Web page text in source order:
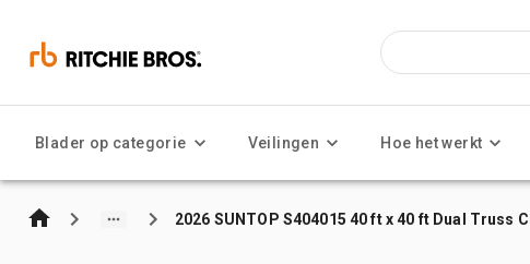
Blader op categorie Veilingen Hoe het werkt
2026 SUNTOP S404015 40 ft x 40 ft Dual Truss